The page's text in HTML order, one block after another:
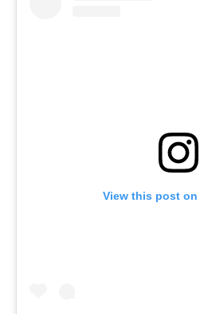
View this post on